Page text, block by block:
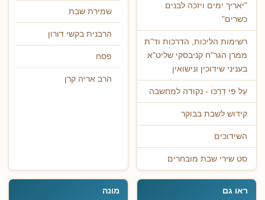
"יאריך ימים ויזכה לבנים
כשרים"
רשימות הליכות, הדרכות וד"ת
ממרן הגר"ח קניבסקי שליט"א
בעניני שידוכין ונישואין
עַל פִּי דַרְכּוֹ - נקודה למחשבה
קידוש לשבת בבוקר
השידוכים
סט שירי שבת מובחרים
שמירת שבת
הרבנית בקשי דורון
פסח
הרב אריה קרן
ראו גם מונה